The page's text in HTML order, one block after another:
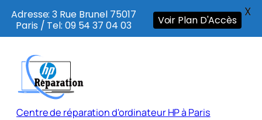
contenu
Centre de réparation d'ordinateur HP à Paris
Adresse: 3 Rue Brunel 75017
Paris / Tel: 09 54 37 04 03
Voir Plan D'Accès
X